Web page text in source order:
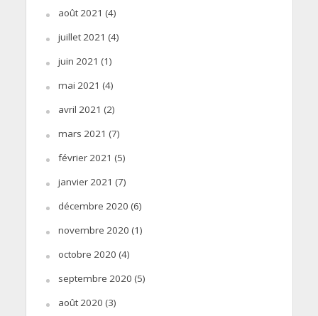
août 2021 (4)
juillet 2021 (4)
juin 2021 (1)
mai 2021 (4)
avril 2021 (2)
mars 2021 (7)
février 2021 (5)
janvier 2021 (7)
décembre 2020 (6)
novembre 2020 (1)
octobre 2020 (4)
septembre 2020 (5)
août 2020 (3)